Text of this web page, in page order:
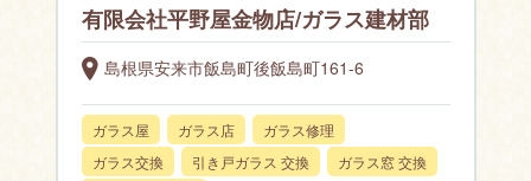
有限会社平野屋金物店/ガラス建材部
島根県安来市飯島町後飯島町161-6
ガラス屋 ガラス店
ガラス修理
ガラス交換
引き戸ガラス 交換
ガラス窓 交換